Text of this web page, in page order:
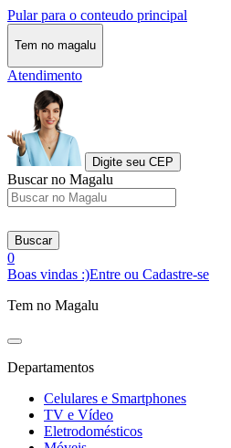
Pular para o conteudo principal
Tem no magalu
Atendimento
Digite seu CEP
Buscar no Magalu
Buscar
0
Boas vindas :)Entre ou Cadastre-se
Tem no Magalu
Departamentos
Celulares e Smartphones
TV e Vídeo
Eletrodomésticos